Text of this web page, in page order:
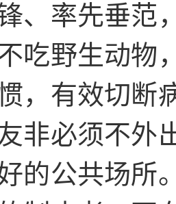
、率先垂范
吃野生动物
，有效切断
非必须不外
的公共场所